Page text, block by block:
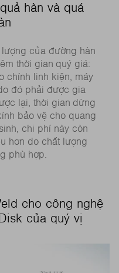
hàn và quá
của đường hàn
thời gian quý giá:
chính linh kiện, máy
đó phải được gia
lại, thời gian dừng
bảo vệ cho quang
chi phí này còn
hơn do chất lượng
phù hợp.
cho công nghệ
của quý vị